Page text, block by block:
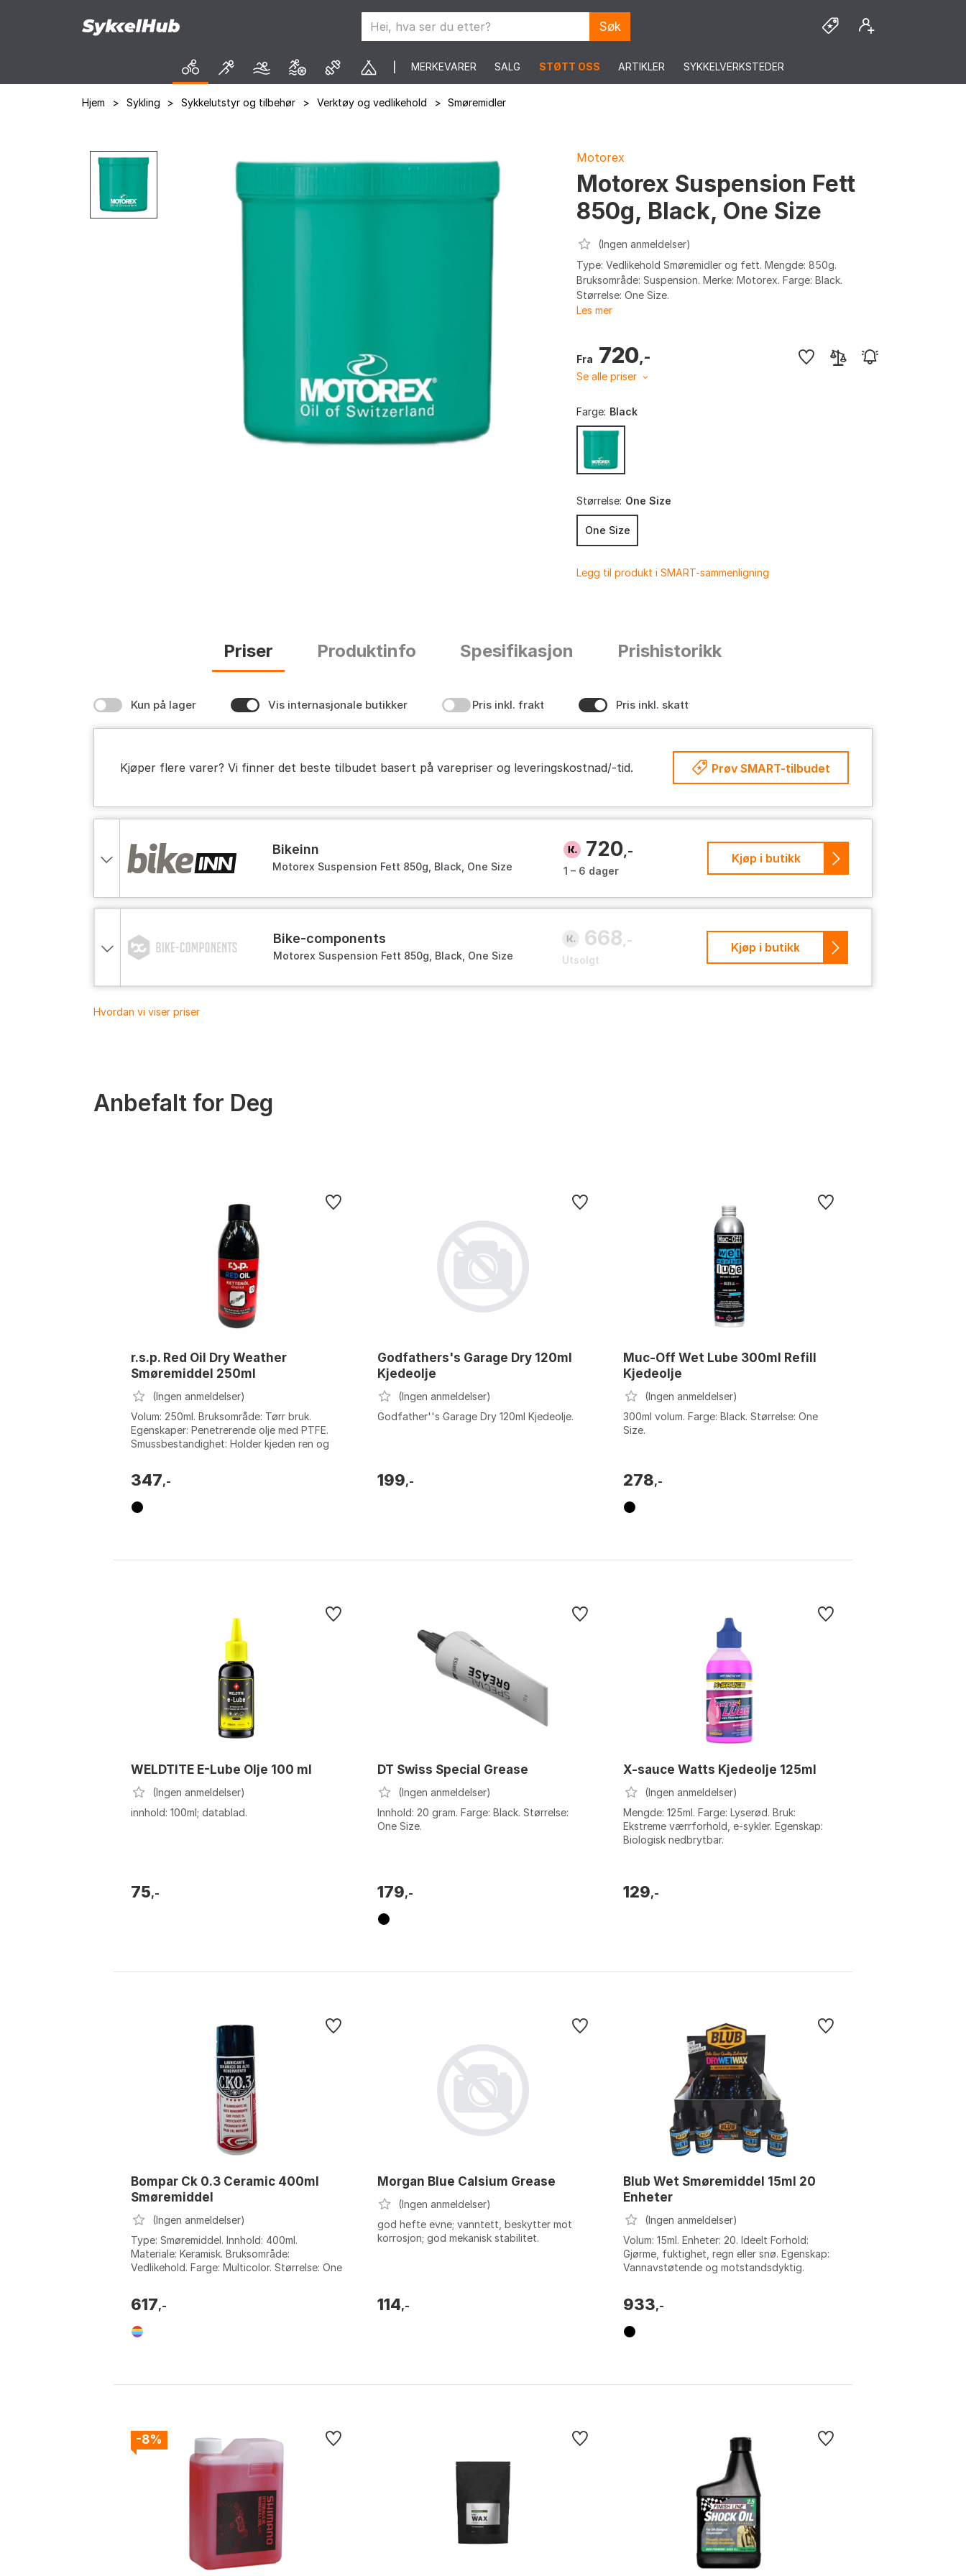
Søk
MERKEVARER SALG STØTT OSS ARTIKLER SYKKELVERKSTEDER
Hjem > Sykling > Sykkelutstyr og tilbehør > Verktøy og vedlikehold > Smøremidler
Motorex
Motorex Suspension Fett
850g, Black, One Size
(Ingen anmeldelser)
Type: Vedlikehold Smøremidler og fett. Mengde: 850g.
Bruksområde: Suspension. Merke: Motorex. Farge: Black.
Størrelse: One Size.
Les mer
Fra 720,-
Se alle priser
Farge: Black
Størrelse: One Size
One Size
Legg til produkt i SMART-sammenligning
Priser Produktinfo Spesifikasjon Prishistorikk
Kun på lager Vis internasjonale butikker Pris inkl. frakt Pris inkl. skatt
Kjøper flere varer? Vi finner det beste tilbudet basert på varepriser og leveringskostnad/-tid. Prøv SMART-tilbudet
bikeinn
Motorex Suspension Fett 850g, Black, One Size
720,-
1 – 6 dager
Kjøp i butikk
bike-components
Motorex Suspension Fett 850g, Black, One Size
668,-
Utsolgt
Kjøp i butikk
Hvordan vi viser priser
Anbefalt for Deg
r.s.p. Red Oil Dry Weather
Smøremiddel 250ml
(Ingen anmeldelser)
Volum: 250ml. Bruksområde: Tørr bruk.
Egenskaper: Penetrerende olje med PTFE.
Smussbestandighet: Holder kjeden ren og
347,-
Godfathers's Garage Dry 120ml
Kjedeolje
(Ingen anmeldelser)
Godfather''s Garage Dry 120ml Kjedeolje.
199,-
Muc-Off Wet Lube 300ml Refill
Kjedeolje
(Ingen anmeldelser)
300ml volum. Farge: Black. Størrelse: One
Size.
278,-
WELDTITE E-Lube Olje 100 ml
(Ingen anmeldelser)
innhold: 100ml; datablad.
75,-
DT Swiss Special Grease
(Ingen anmeldelser)
Innhold: 20 gram. Farge: Black. Størrelse:
One Size.
179,-
X-sauce Watts Kjedeolje 125ml
(Ingen anmeldelser)
Mengde: 125ml. Farge: Lyserød. Bruk:
Ekstreme værrforhold, e-sykler. Egenskap:
Biologisk nedbrytbar.
129,-
Bompar Ck 0.3 Ceramic 400ml
Smøremiddel
(Ingen anmeldelser)
Type: Smøremiddel. Innhold: 400ml.
Materiale: Keramisk. Bruksområde:
Vedlikehold. Farge: Multicolor. Størrelse: One
617,-
Morgan Blue Calsium Grease
(Ingen anmeldelser)
god hefte evne; vanntett, beskytter mot
korrosjon; god mekanisk stabilitet.
114,-
Blub Wet Smøremiddel 15ml 20
Enheter
(Ingen anmeldelser)
Volum: 15ml. Enheter: 20. Ideelt Forhold:
Gjørme, fuktighet, regn eller snø. Egenskap:
Vannavstøtende og motstandsdyktig.
933,-
-8%